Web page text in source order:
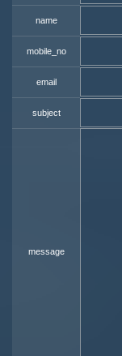
name
mobile_no
email
subject
message